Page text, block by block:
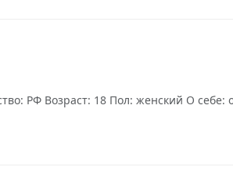
РФ Возраст: 18 Пол: женский О себе: